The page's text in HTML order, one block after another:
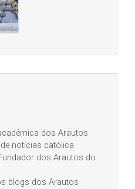
dos Arautos
notícias católica
dos Arautos do
blogs dos Arautos